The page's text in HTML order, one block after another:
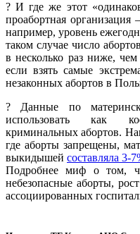
? И где же этот
проабортная организация
например, уровень
таком случае число
в несколько раз ниже,
если взять самые
незаконных абортов в
? Данные по
использовать как
криминальных абортов.
где аборты запрещены,
выкидышей составляла 3-
Подробнее миф о том,
небезопасные аборты,
ассоциированных